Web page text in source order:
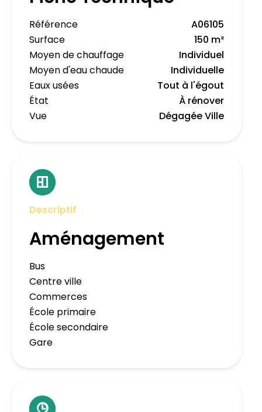
Référence
A06105
Surface
150 m²
Moyen de chauffage
Individuel
Moyen d'eau chaude
Individuelle
Eaux usées
Tout à l'égout
État
À rénover
Vue
Dégagée Ville
Descriptif
Aménagement
Bus
Centre ville
Commerces
École primaire
École secondaire
Gare